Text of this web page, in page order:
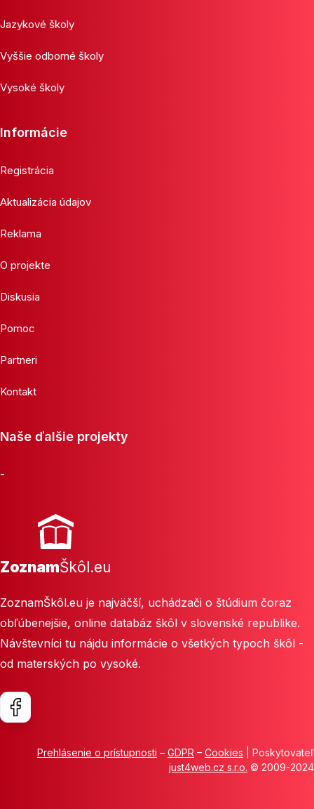
Jazykové školy
Vyššie odborné školy
Vysoké školy
Informácie
Registrácia
Aktualizácia údajov
Reklama
O projekte
Diskusia
Pomoc
Partneri
Kontakt
Naše ďalšie projekty
-
ZoznamŠkôl.eu
ZoznamŠkôl.eu je najväčší, uchádzači o štúdium čoraz
obľúbenejšie, online databáz škôl v slovenské republike.
Návštevníci tu nájdu informácie o všetkých typoch škôl -
od materských po vysoké.
Prehlásenie o prístupnosti – GDPR – Cookies | Poskytovateľ
just4web.cz s.r.o. © 2009-2024